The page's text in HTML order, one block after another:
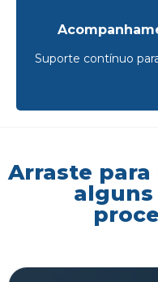
Suporte contínuo
Arraste para
alguns